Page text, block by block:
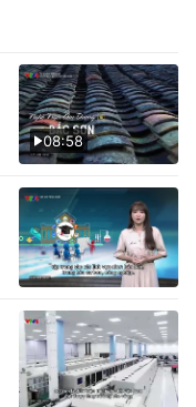
08:58